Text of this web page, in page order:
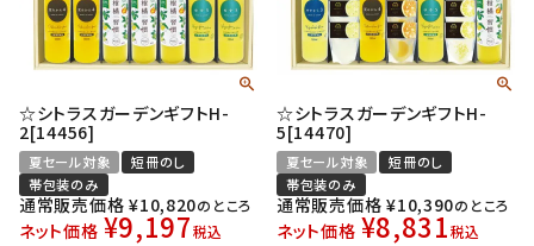
☆シトラスガーデンギフトH-
2[14456]
夏セール対象
短冊のし
帯包装のみ
通常販売価格 ¥10,820のところ
ネット価格 ¥9,197税込
☆シトラスガーデンギフトH-
5[14470]
夏セール対象
短冊のし
帯包装のみ
通常販売価格 ¥10,390のところ
ネット価格 ¥8,831税込